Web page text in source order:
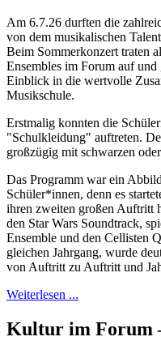
Am 6.7.26 durften die
von dem musikalischen
Beim Sommerkonzert traten
Ensembles im Forum auf
Einblick in die wertvolle
Musikschule.
Erstmalig konnten die
"Schulkleidung" auftreten.
großzügig mit schwarzen
Das Programm war ein
Schüler*innen, denn es
ihren zweiten großen Auftritt
den Star Wars Soundtrack,
Ensemble und den Cellisten
gleichen Jahrgang, wurde
von Auftritt zu Auftritt und
Weiterlesen ...
Kultur im Forum